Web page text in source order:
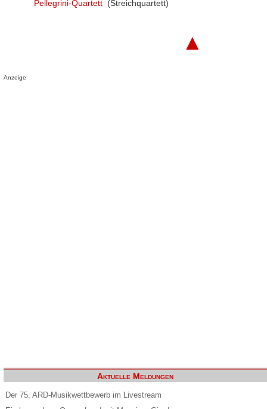
Pellegrini-Quartett (Streichquartett)
▲
Anzeige
Aktuelle Meldungen
Der 75. ARD-Musikwettbewerb im Livestream